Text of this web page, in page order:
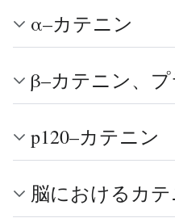
α–カテニン
β–カテニン、
p120–カテニン
脳におけるカ